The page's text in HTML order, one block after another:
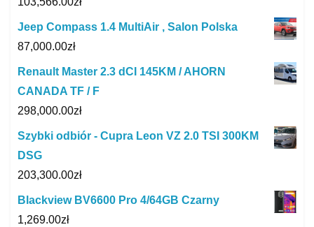
Jeep Compass 1.4 MultiAir , Salon Polska
87,000.00zł
Renault Master 2.3 dCI 145KM / AHORN
CANADA TF / F
298,000.00zł
Szybki odbiór - Cupra Leon VZ 2.0 TSI 300KM
DSG
203,300.00zł
Blackview BV6600 Pro 4/64GB Czarny
1,269.00zł